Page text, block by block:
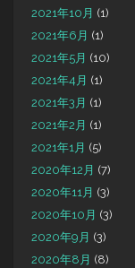
2021年10月 (1)
2021年6月 (1)
2021年5月 (10)
2021年4月 (1)
2021年3月 (1)
2021年2月 (1)
2021年1月 (5)
2020年12月 (7)
2020年11月 (3)
2020年10月 (3)
2020年9月 (3)
2020年8月 (8)